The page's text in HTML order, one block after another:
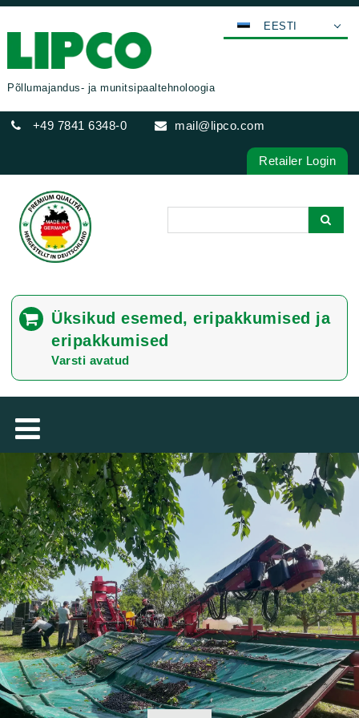
Põllumajandus- ja munitsipaaltehnoloogia
+49 7841 6348-0 mail@lipco.com
POLSKI
ITALIANO
ČEŠTINA
PORTUGUÊS
ROMÂNESC
SUOMALAINEN
SLOVENSKÁ
DANSK
ΕΛΛΗΝΙΚΉ
БЪЛГАРСКИ
SVENSKA
SLOVENSKI
EESTI
LIETUVIŲ
LATVIEŠU
Retailer Login
Üksikud esemed, eripakkumised ja
eripakkumised
Varsti avatud